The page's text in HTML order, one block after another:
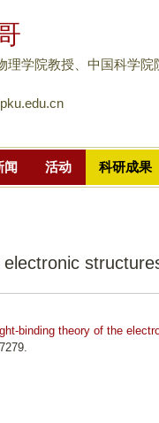
到
主
要
分
理学院教授、中国科学
闻 活动 科研成果
binding theory of the